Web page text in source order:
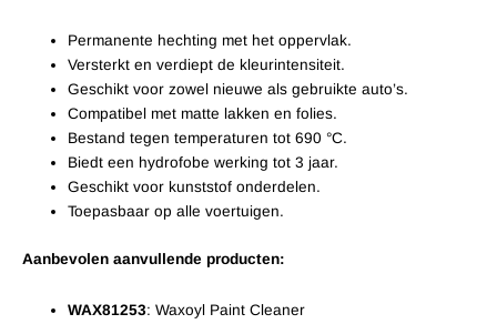
Permanente hechting met het oppervlak.
Versterkt en verdiept de kleurintensiteit.
Geschikt voor zowel nieuwe als gebruikte auto’s.
Compatibel met matte lakken en folies.
Bestand tegen temperaturen tot 690 °C.
Biedt een hydrofobe werking tot 3 jaar.
Geschikt voor kunststof onderdelen.
Toepasbaar op alle voertuigen.
Aanbevolen aanvullende producten:
WAX81253: Waxoyl Paint Cleaner